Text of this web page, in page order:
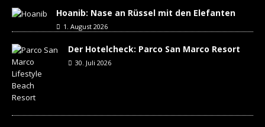
Hoanib: Nase an Rüssel mit den Elefanten
1. August 2026
Der Hotelcheck: Parco San Marco Resort
30. Juli 2026